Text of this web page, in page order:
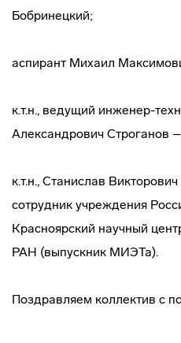
Бобринецкий;
аспирант Михаил
к.т.н., ведущий инженер-
Александрович Строганов
к.т.н., Станислав
сотрудник учреждения
Красноярский научный
РАН (выпускник МИЭТа).
Поздравляем коллектив с